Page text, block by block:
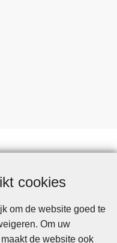
cookies
om de website goed te
Om uw
de website ook